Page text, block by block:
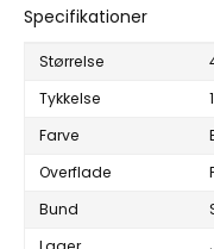
Specifikationer
Størrelse
Tykkelse
Farve
Overflade
Bund